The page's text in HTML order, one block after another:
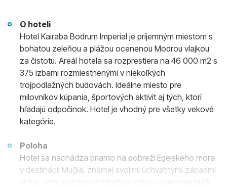
O hoteli
Hotel Kairaba Bodrum Imperial je príjemným miestom s
bohatou zeleňou a plážou ocenenou Modrou vlajkou
za čistotu. Areál hotela sa rozprestiera na 46 000 m2 s
375 izbami rozmiestnenými v niekoľkých
trojpodlažných budovách. Ideálne miesto pre
milovníkov kúpania, športových aktivít aj tých, ktorí
hľadajú odpočinok. Hotel je vhodný pre všetky vekové
kategórie.
Poloha
Hotel sa nachádza priamo na pobreží Egejského mora
v destinácii Muğla, známej svojimi úchvatnými západmi